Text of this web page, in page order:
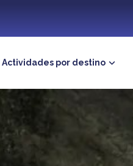
Actividades por destino